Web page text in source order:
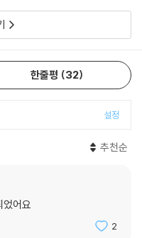
만나기 위해 찾아와준 작가들
꿈꾸게 해주었다. 소년원에서
로잡기 위한 교육을 받는다.
적인 교육 외에, ‘좋은 삶’을 직
의 아이들은 그런 경험을 많
되는 경험, 환대를 주고받는 경
다시 삶의 길 위에 올라서게 된
사에 달린 댓글들을 읽다 소년
미 사회의 악으로 낙인찍힌
한줄평 32
설정
추천순
었어요
2